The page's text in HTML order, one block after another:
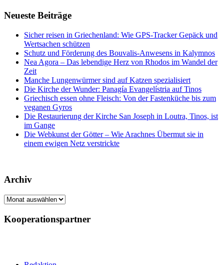
Neueste Beiträge
Sicher reisen in Griechenland: Wie GPS-Tracker Gepäck und
Wertsachen schützen
Schutz und Förderung des Bouvalis-Anwesens in Kalymnos
Nea Agora – Das lebendige Herz von Rhodos im Wandel der
Zeit
Manche Lungenwürmer sind auf Katzen spezialisiert
Die Kirche der Wunder: Panagía Evangelístria auf Tinos
Griechisch essen ohne Fleisch: Von der Fastenküche bis zum
veganen Gyros
Die Restaurierung der Kirche San Joseph in Loutra, Tinos, ist
im Gange
Die Webkunst der Götter – Wie Arachnes Übermut sie in
einem ewigen Netz verstrickte
Archiv
Archiv
Kooperationspartner